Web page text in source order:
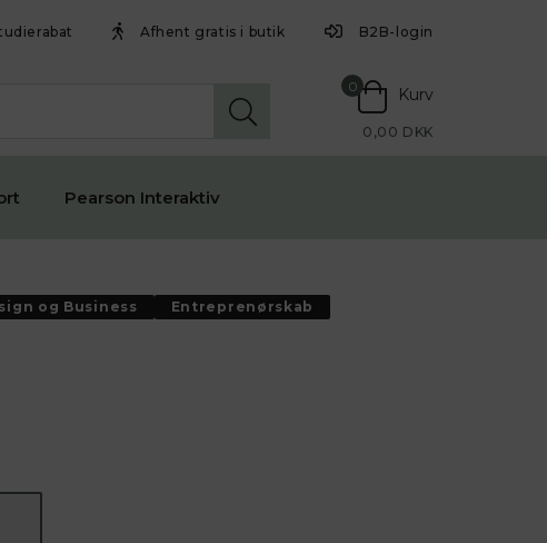
Afhent gratis i butik B2B-login
0 Kurv
0,00 DKK
Pearson Interaktiv
og Business Entreprenørskab